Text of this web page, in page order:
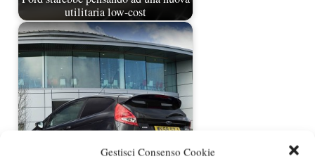
Gestisci Consenso Cookie
utilitaria low-cost